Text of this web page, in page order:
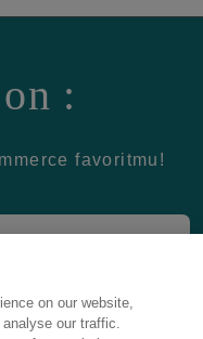
:
favoritmu!
on our website,
our traffic.